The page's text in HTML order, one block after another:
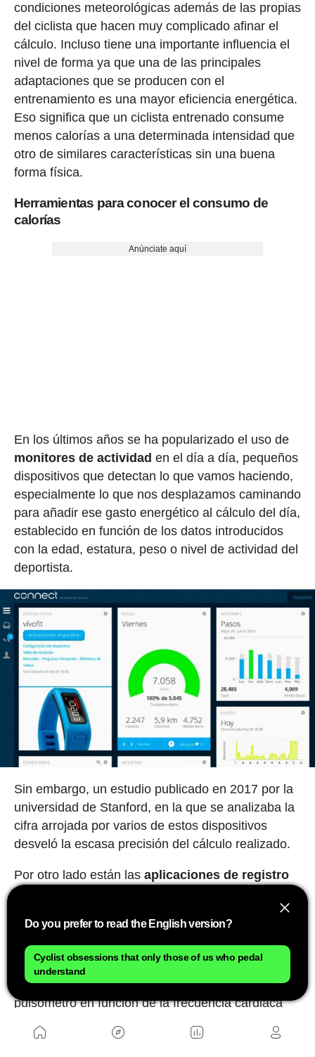
condiciones meteorológicas además de las propias
del ciclista que hacen muy complicado afinar el
cálculo. Incluso tiene una importante influencia el
nivel de forma ya que una de las principales
adaptaciones que se producen con el
entrenamiento es una mayor eficiencia energética.
Eso significa que un ciclista entrenado consume
menos calorías a una determinada intensidad que
otro de similares características sin una buena
forma física.
Herramientas para conocer el consumo de
calorías
Anúnciate aquí
En los últimos años se ha popularizado el uso de
monitores de actividad en el día a día, pequeños
dispositivos que detectan lo que vamos haciendo,
especialmente lo que nos desplazamos caminando
para añadir ese gasto energético al cálculo del día,
establecido en función de los datos introducidos
con la edad, estatura, peso o nivel de actividad del
deportista.
Sin embargo, un estudio publicado en 2017 por la
universidad de Stanford, en la que se analizaba la
cifra arrojada por varios de estos dispositivos
desveló la escasa precisión del cálculo realizado.
Por otro lado están las aplicaciones de registro
de los entrenamientos
precisión, en parte porque su algoritmo de cálculo
tiene en cuenta muchos más parámetros además
de las propias características del ciclistas como el
desnivel del recorrido, las condiciones
meteorológicas y los datos proporcionados por el
pulsómetro en función de la frecuencia cardiaca
Do you prefer to read the English version?
Cyclist obsessions that only those of us who pedal
understand